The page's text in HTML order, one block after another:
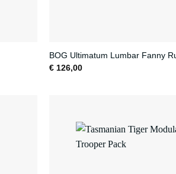
BOG Ultimatum Lumbar Fanny
€126,00